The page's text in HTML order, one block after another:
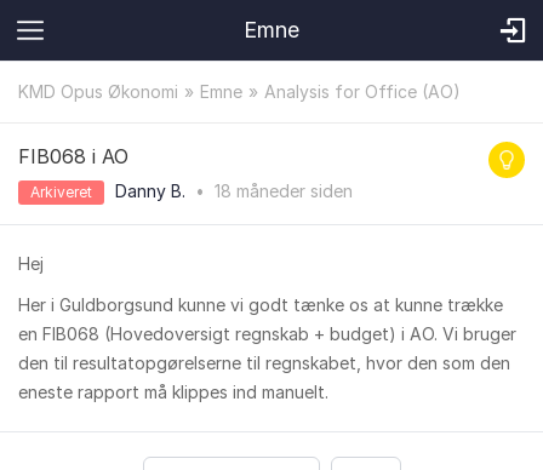
Emne
KMD Opus Økonomi Emne Analysis for Office (AO)
FIB068 i AO
Arkiveret Danny B. • 18 måneder siden
Hej
Her i Guldborgsund kunne vi godt tænke os at kunne trække
en FIB068 (Hovedoversigt regnskab + budget) i AO. Vi bruger
den til resultatopgørelserne til regnskabet, hvor den som den
eneste rapport må klippes ind manuelt.